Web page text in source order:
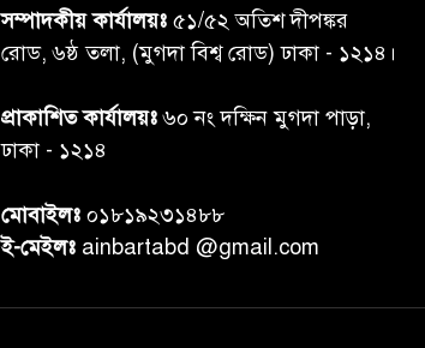
সম্পাদকীয় কার্যালয়ঃ ৫১/৫২ অতিশ দীপঙ্কর
রোড, ৬ষ্ঠ তলা, (মুগদা বিশ্ব রোড) ঢাকা - ১২১৪।
প্রাকাশিত কার্যালয়ঃ৬০ নং দক্ষিন মুগদা পাড়া,
ঢাকা - ১২১৪
মোবাইলঃ ০১৮১৯২৩১৪৮৮
ই-মেইলঃ ainbartabd @gmail.com